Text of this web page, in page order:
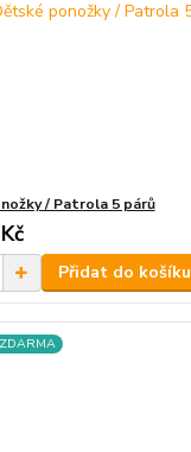
/ Patrola 5 párů
Přidat do košíku